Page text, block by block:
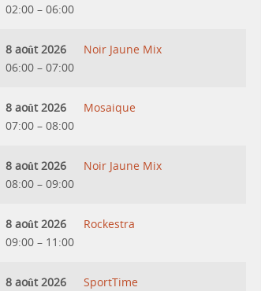
02:00 – 06:00
8 août 2026
06:00 – 07:00
Noir Jaune Mix
8 août 2026
07:00 – 08:00
Mosaique
8 août 2026
08:00 – 09:00
Noir Jaune Mix
8 août 2026
09:00 – 11:00
Rockestra
8 août 2026
SportTime